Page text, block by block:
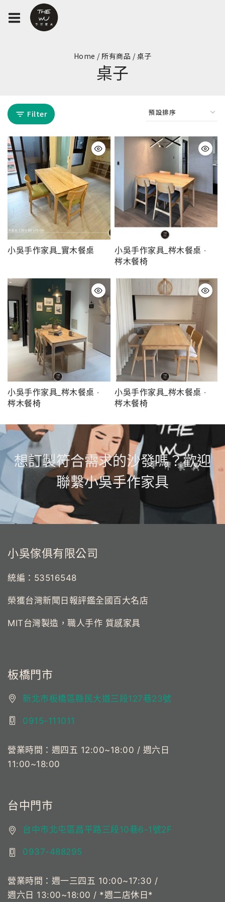
Home /所有商品 / 桌子
桌子
Filter
小吳手作家具_實木餐桌
小吳手作家具_梣木餐桌 ‧
梣木餐椅
小吳手作家具_梣木餐桌 ‧
梣木餐椅
小吳手作家具_梣木餐桌 ‧
梣木餐椅
想訂製符合需求的沙發嗎？歡迎
聯繫小吳手作家具
小吳傢俱有限公司
統編：53516548
榮獲台灣新聞日報評鑑全國百大名店
MIT台灣製造，職人手作 質感家具
板橋門市
新北市板橋區縣民大道三段127巷23號
0915-111011
營業時間：週四五 12:00~18:00 / 週六日
11:00~18:00
台中門市
台中市北屯區昌平路三段10巷6-1號2F
0937-488295
營業時間：週一三四五 10:00~17:30 /
週六日 13:00~18:00 / *週二店休日*